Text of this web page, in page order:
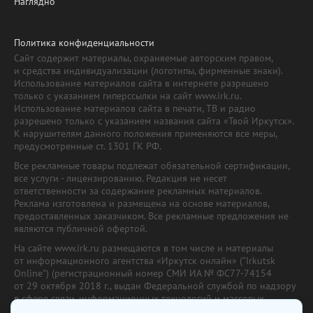
Политика конфиденциальности
Сайт содержит материалы, охраняемые авторским правом,
и средства индивидуализации (логотипы, фирменные знаки).
Использование материалов сайта в интернете разрешено
только с указанием гиперссылки на сайт www.irk.ru.
Использование материалов сайта в печати, ТВ и радио
разрешено только с указанием названия сайта «Твой Иркутск».
К нарушителям данного положения применяются все меры,
предусмотренные ст. 1301 ГК РФ.
Все рекламные товары подлежат обязательной сертификации,
все услуги - лицензированию. Редакция не несет
ответственности за содержание рекламных материалов.
Реклама изготовлена и размещена на основе материалов,
предоставленных заказчиком. Все рекламные предложения не
являются публичной офертой.
На сайте www.irk.ru размещаются в том числе и материалы
от информационного агентства «Иркутск онлайн» ("Irkutsk
Online") (регистрационный номер СМИ ИА № ФС77-74154
от 29 октября 2018 г., выдан Федеральной службой по надзору
в сфере связи, информационных технологий и массовых